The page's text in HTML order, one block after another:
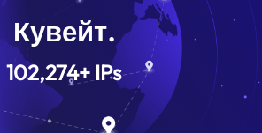
Кувейт.
102,274+ IPs